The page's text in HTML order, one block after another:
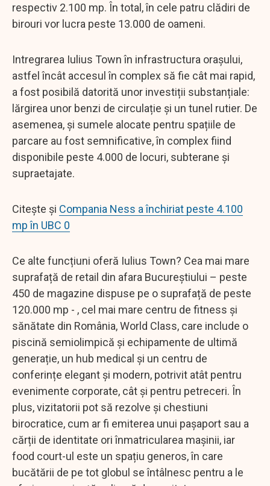
respectiv 2.100 mp. În total, în cele patru clădiri de
birouri vor lucra peste 13.000 de oameni.
Intregrarea Iulius Town în infrastructura orașului,
astfel încât accesul în complex să fie cât mai rapid,
a fost posibilă datorită unor investiții substanțiale:
lărgirea unor benzi de circulație și un tunel rutier. De
asemenea, și sumele alocate pentru spațiile de
parcare au fost semnificative, în complex fiind
disponibile peste 4.000 de locuri, subterane și
supraetajate.
Citește și Compania Ness a închiriat peste 4.100
mp în UBC 0
Ce alte funcțiuni oferă Iulius Town? Cea mai mare
suprafață de retail din afara Bucureștiului – peste
450 de magazine dispuse pe o suprafață de peste
120.000 mp - , cel mai mare centru de fitness și
sănătate din România, World Class, care include o
piscină semiolimpică și echipamente de ultimă
generație, un hub medical și un centru de
conferințe elegant și modern, potrivit atât pentru
evenimente corporate, cât și pentru petreceri. În
plus, vizitatorii pot să rezolve și chestiuni
birocratice, cum ar fi emiterea unui pașaport sau a
cărții de identitate ori înmatricularea mașinii, iar
food court-ul este un spațiu generos, în care
bucătării de pe tot globul se întâlnesc pentru a le